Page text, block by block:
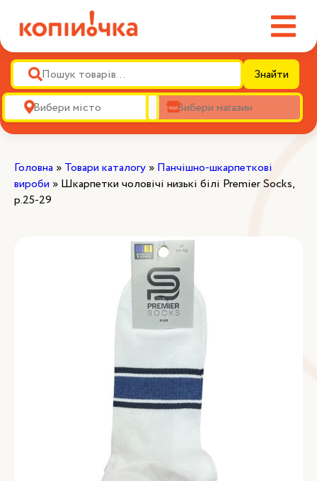
Знайти
Головна » Товари каталогу » Панчішно-шкарпеткові
вироби » Шкарпетки чоловічі низькі білі Premier Socks,
р.25-29